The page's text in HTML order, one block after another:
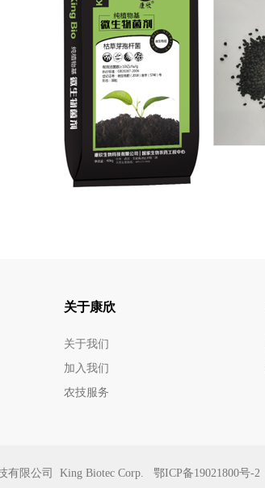
关于康欣
关于我们
加入我们
农技服务
有限公司 King Biotec Corp. 鄂ICP备19021800号-2